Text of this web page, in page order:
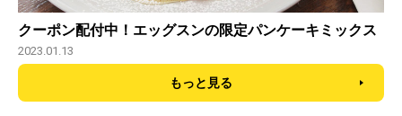
クーポン配付中！エッグスンの限定パンケーキミックス
2023.01.13
もっと見る